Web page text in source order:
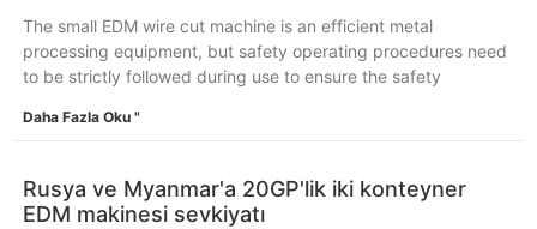
The small EDM wire cut machine is an efficient metal
processing equipment, but safety operating procedures need
to be strictly followed during use to ensure the safety
Daha Fazla Oku "
Rusya ve Myanmar'a 20GP'lik iki konteyner
EDM makinesi sevkiyatı